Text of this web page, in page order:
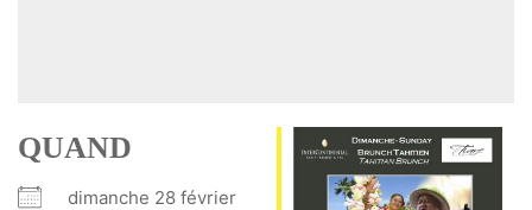
QUAND
dimanche 28 février